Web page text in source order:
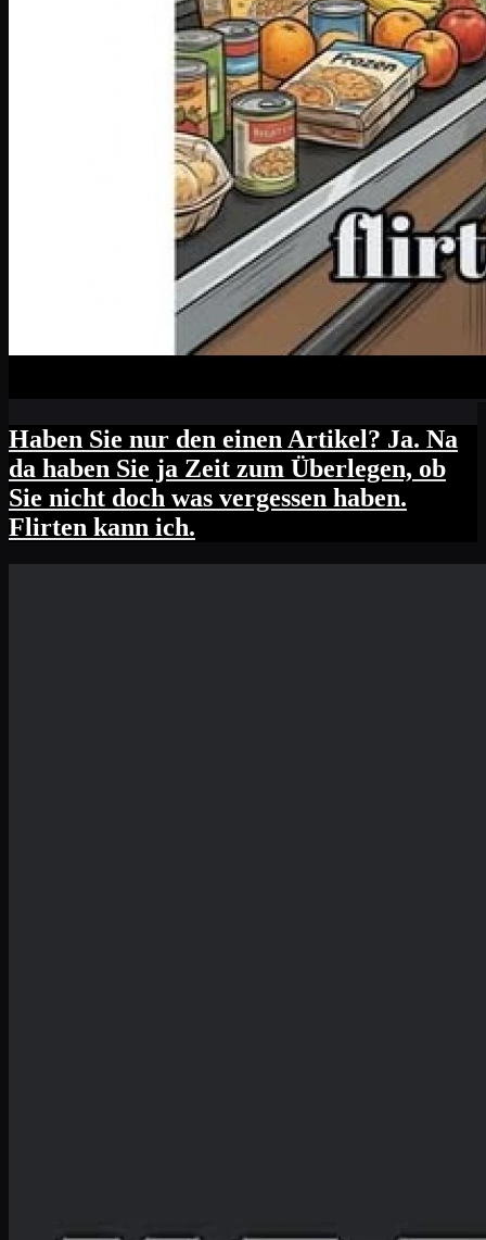
Haben Sie nur den einen Artikel? Ja. Na
da haben Sie ja Zeit zum Überlegen, ob
Sie nicht doch was vergessen haben.
Flirten kann ich.